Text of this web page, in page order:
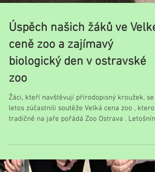
Úspěch našich žáků ve Velké
ceně zoo a zajímavý
biologický den v ostravské
zoo
Žáci, kteří navštěvují přírodopisný kroužek, se i